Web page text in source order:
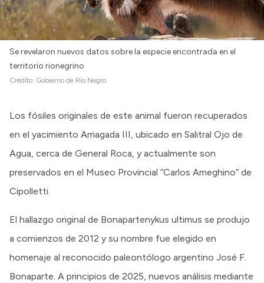
Se revelaron nuevos datos sobre la especie encontrada en el
territorio rionegrino
Crédito: Gobierno de Río Negro
Los fósiles originales de este animal fueron recuperados
en el yacimiento Arriagada III, ubicado en Salitral Ojo de
Agua, cerca de General Roca, y actualmente son
preservados en el Museo Provincial “Carlos Ameghino” de
Cipolletti.
El hallazgo original de Bonapartenykus ultimus se produjo
a comienzos de 2012 y su nombre fue elegido en
homenaje al reconocido paleontólogo argentino José F.
Bonaparte. A principios de 2025, nuevos análisis mediante